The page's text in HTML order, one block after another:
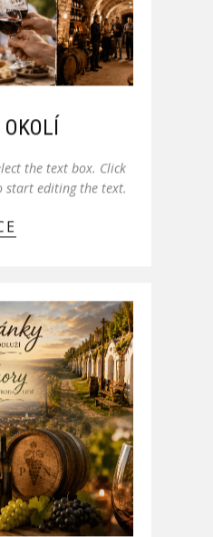
the text box. Click
start editing the text.